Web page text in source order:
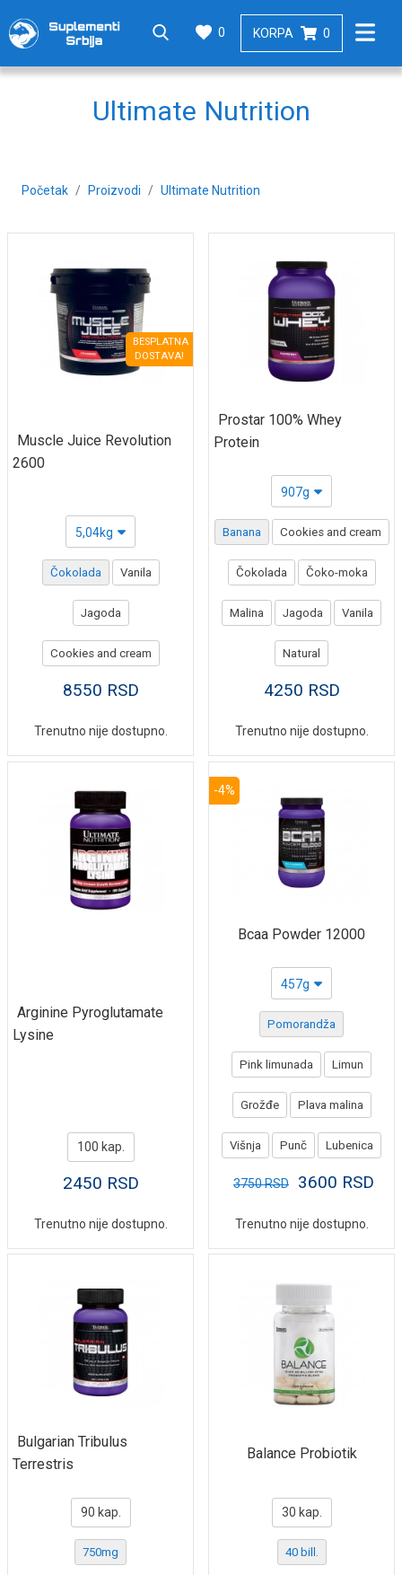
0 KORPA 0
Ultimate Nutrition
Početak Proizvodi Ultimate Nutrition
BESPLATNA
DOSTAVA!
Muscle Juice Revolution
2600
5,04kg
Čokolada Vanila
Jagoda
Cookies and cream
8550 RSD
Trenutno nije dostupno.
Prostar 100% Whey
Protein
907g
Banana Cookies and cream
Čokolada Čoko-moka
Malina Jagoda Vanila
Natural
4250 RSD
Trenutno nije dostupno.
Arginine Pyroglutamate
Lysine
100 kap.
2450 RSD
Trenutno nije dostupno.
-4%
Bcaa Powder 12000
457g
Pomorandža
Pink limunada Limun
Grožđe Plava malina
Višnja Punč Lubenica
3750RSD 3600 RSD
Trenutno nije dostupno.
Bulgarian Tribulus
Terrestris
90 kap.
750mg
Balance Probiotik
30 kap.
40 bill.